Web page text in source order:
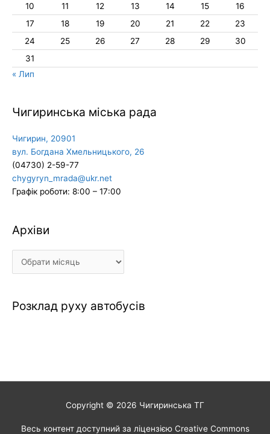
10
11 12 13 14 15
16
17
18 19 20 21 22
23
24
25 26 27 28 29
30
31
« Лип
Чигиринська міська рада
Чигирин, 20901
вул. Богдана Хмельницького, 26
(04730) 2-59-77
chygyryn_mrada@ukr.net
Графік роботи: 8:00 – 17:00
Архіви
Архіви
Розклад руху автобусів
Copyright © 2026 Чигиринська ТГ
Весь контент доступний за ліцензією Creative Commons